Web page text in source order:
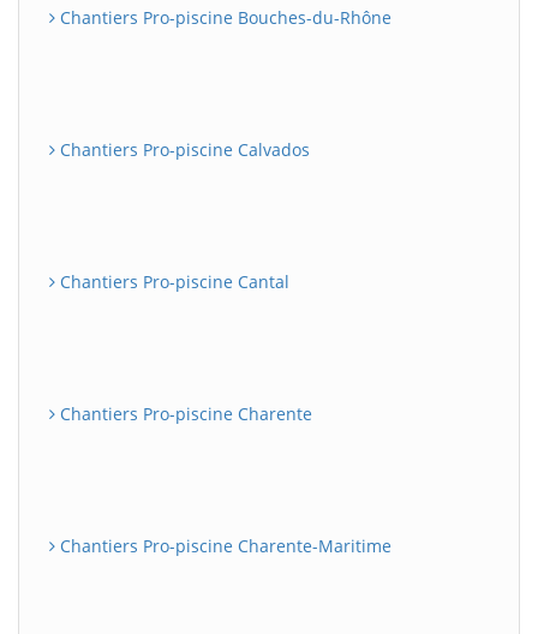
Chantiers Pro-piscine Bouches-du-Rhône
Chantiers Pro-piscine Calvados
Chantiers Pro-piscine Cantal
Chantiers Pro-piscine Charente
Chantiers Pro-piscine Charente-Maritime